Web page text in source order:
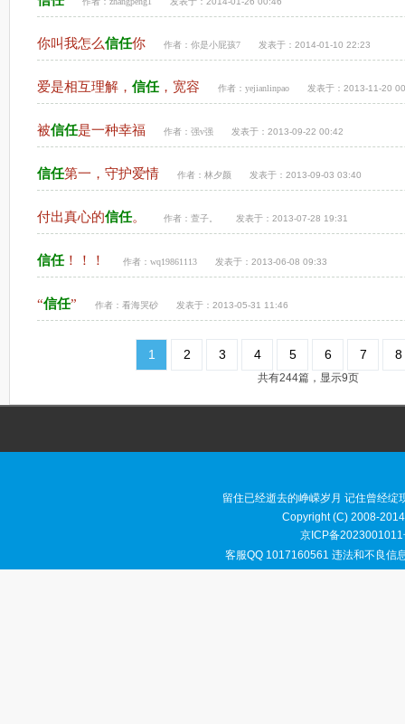
你叫我怎么信任你 作者： 你是小屁孩7 发表于：2014-01-10 22:23
爱是相互理解， 信任，宽容 作者： yejianlinpao 发表于：2013-11-20
被信任是一种幸福 作者： 强v强 发表于：2013-09-22 00:42
信任第一，守护爱情 作者： 林夕颜 发表于：2013-09-03 03:40
付出真心的信任。 作者： 萱子。 发表于：2013-07-28 19:31
信任！！！ 作者： wq19861113 发表于：2013-06-08 09:33
“信任” 作者： 看海哭砂 发表于：2013-05-31 11:46
1 2 3 4 5 6 7 8
共有244篇，显示9页
留住已经逝去的峥嵘岁月 记住曾经绽
Copyright (C) 2008-
京ICP备
客服QQ 1017160561 违法和不良信